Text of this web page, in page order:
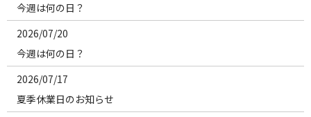
今週は何の日？
2026/07/20
今週は何の日？
2026/07/17
夏季休業日のお知らせ